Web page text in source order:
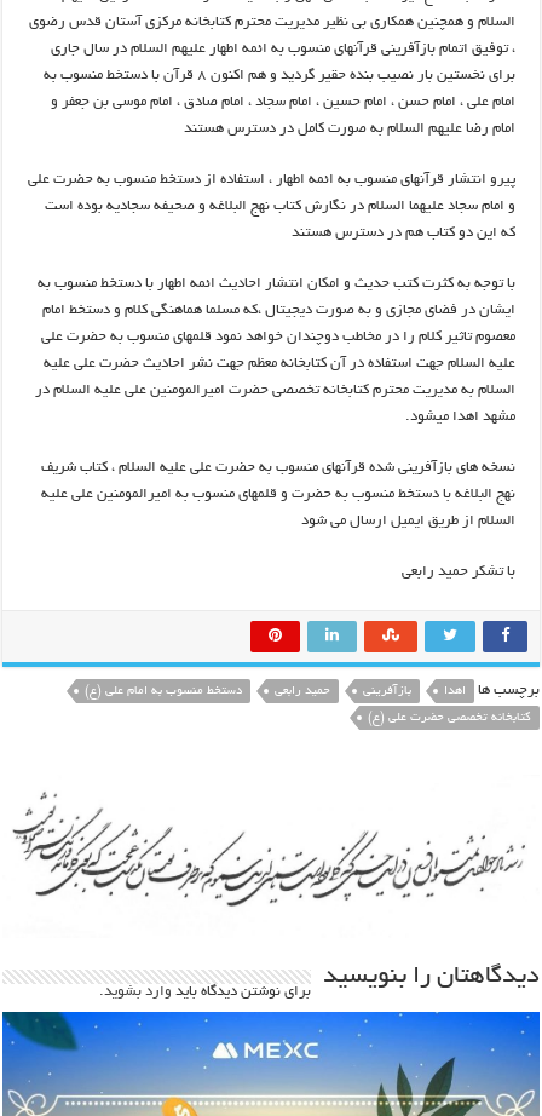
السلام و همچنین همکاری بی نظیر مدیریت محترم کتابخانه مرکزی آستان قدس رضوی
، توفیق اتمام بازآفرینی قرآنهای منسوب به ائمه اطهار علیهم السلام در سال جاری
برای نخستین بار نصیب بنده حقیر گردید و هم اکنون ۸ قرآن با دستخط منسوب به
امام علی ، امام حسن ، امام حسین ، امام سجاد ، امام صادق ، امام موسی بن جعفر و
امام رضا علیهم السلام به صورت کامل در دسترس هستند
پیرو انتشار قرآنهای منسوب به ائمه اطهار ، استفاده از دستخط منسوب به حضرت علی
و امام سجاد علیهما السلام در نگارش کتاب نهج البلاغه و صحیفه سجادیه بوده است
که این دو کتاب هم در دسترس هستند
با توجه به کثرت کتب حدیث و امکان انتشار احادیث ائمه اطهار با دستخط منسوب به
ایشان در فضای مجازی و به صورت دیجیتال ،که مسلما هماهنگی کلام و دستخط امام
معصوم تاثیر کلام را در مخاطب دوچندان خواهد نمود قلمهای منسوب به حضرت علی
علیه السلام جهت استفاده در آن کتابخانه معظم جهت نشر احادیث حضرت علی علیه
السلام به مدیریت محترم کتابخانه تخصصی حضرت امیرالمومنین علی علیه السلام در
مشهد اهدا میشود.
نسخه های بازآفرینی شده قرآنهای منسوب به حضرت علی علیه السلام ، کتاب شریف
نهج البلاغه با دستخط منسوب به حضرت و قلمهای منسوب به امیرالمومنین علی علیه
السلام از طریق ایمیل ارسال می شود
با تشکر حمید رابعی
برچسب ها اهدا بازآفرینی حمید رابعی
دستخط منسوب به امام علی (ع)
کتابخانه تخصصی حضرت علی (ع)
دیدگاهتان را بنویسید
برای نوشتن دیدگاه باید وارد بشوید.